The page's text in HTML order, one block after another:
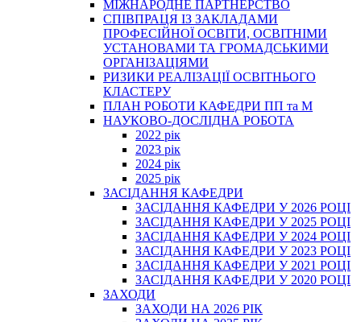
МІЖНАРОДНЕ ПАРТНЕРСТВО
СПІВПРАЦЯ ІЗ ЗАКЛАДАМИ
ПРОФЕСІЙНОЇ ОСВІТИ, ОСВІТНІМИ
УСТАНОВАМИ ТА ГРОМАДСЬКИМИ
ОРГАНІЗАЦІЯМИ
РИЗИКИ РЕАЛІЗАЦІЇ ОСВІТНЬОГО
КЛАСТЕРУ
ПЛАН РОБОТИ КАФЕДРИ ПП та М
НАУКОВО-ДОСЛІДНА РОБОТА
2022 рік
2023 рік
2024 рік
2025 рік
ЗАСІДАННЯ КАФЕДРИ
ЗАСІДАННЯ КАФЕДРИ У 2026 РОЦІ
ЗАСІДАННЯ КАФЕДРИ У 2025 РОЦІ
ЗАСІДАННЯ КАФЕДРИ У 2024 РОЦІ
ЗАСІДАННЯ КАФЕДРИ У 2023 РОЦІ
ЗАСІДАННЯ КАФЕДРИ У 2021 РОЦІ
ЗАСІДАННЯ КАФЕДРИ У 2020 РОЦІ
ЗАХОДИ
ЗАХОДИ НА 2026 РІК